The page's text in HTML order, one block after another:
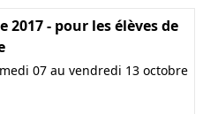
2017 - pour les élèves de
07 au vendredi 13 octobre